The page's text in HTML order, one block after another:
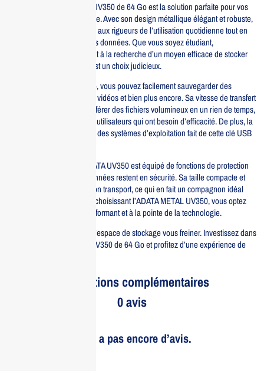
La clé USB ADATA METAL UV350 de 64 Go est la solution parfaite pour vos
besoins de stockage portable. Avec son design métallique élégant et robuste,
elle est conçue pour résister aux rigueurs de l’utilisation quotidienne tout en
offrant un accès rapide à vos données. Que vous soyez étudiant,
professionnel ou simplement à la recherche d’un moyen efficace de stocker
vos fichiers, cette clé USB est un choix judicieux.
Avec une capacité de 64 Go, vous pouvez facilement sauvegarder des
documents, des photos, des vidéos et bien plus encore. Sa vitesse de transfert
rapide vous permet de transférer des fichiers volumineux en un rien de temps,
ce qui est essentiel pour les utilisateurs qui ont besoin d’efficacité. De plus, la
compatibilité avec la plupart des systèmes d’exploitation fait de cette clé USB
En termes de sécurité, l’ADATA UV350 est équipé de fonctions de protection
qui garantissent que vos données restent en sécurité. Sa taille compacte et
son design léger facilitent son transport, ce qui en fait un compagnon idéal
pour vos déplacements. En choisissant l’ADATA METAL UV350, vous optez
pour un produit durable, performant et à la pointe de la technologie.
Ne laissez pas le manque d’espace de stockage vous freiner. Investissez dans
la clé USB ADATA METAL UV350 de 64 Go et profitez d’une expérience de
Informations complémentaires
0 avis
Il n’y a pas encore d’avis.